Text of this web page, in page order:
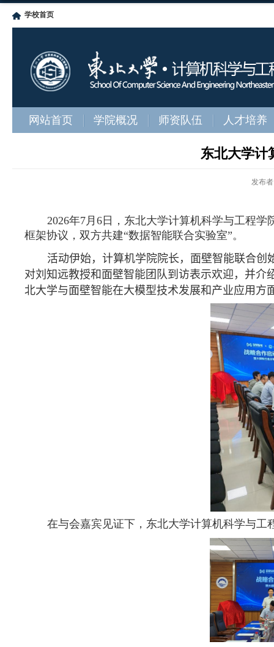
学校首页
网站首页 学院概况 师资队伍 人才培养
东北大学计
发布
2026年7月6 日，东北大学计算机科学与工程
框架协议，双方共建“数据智能联合实验室”。
活动伊始，计算机学院院长 ， 面壁智能联合创
对刘知远教授和面壁智能团队到访表示欢迎，并
北大学与面壁智能在大模型技术发展和产业应用
在与会嘉宾见证下，东北大学计算机科学与